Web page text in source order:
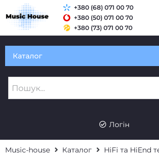
Оплата і
+380 (68) 071 00 70
+380 (50) 071 00 70
+380 (73) 071 00 70
Каталог
Логін
Music-house Каталог
HiFi та HiEnd